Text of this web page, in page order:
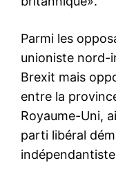
Parmi les
unioniste nord-
Brexit mais
entre la
Royaume-Uni,
parti libéral